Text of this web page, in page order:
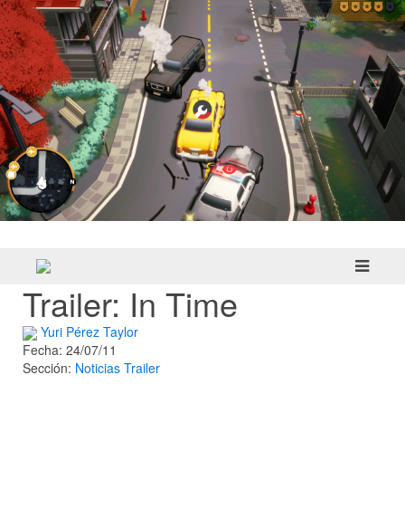
Trailer: In Time
Yuri Pérez Taylor
Fecha: 24/07/11
Sección: Noticias Trailer